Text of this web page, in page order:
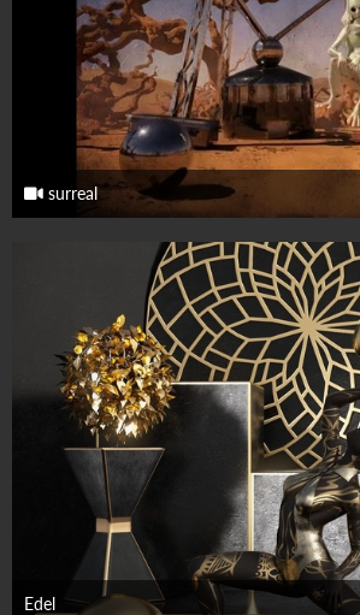
surreal
13. Oktober 2025
Edel